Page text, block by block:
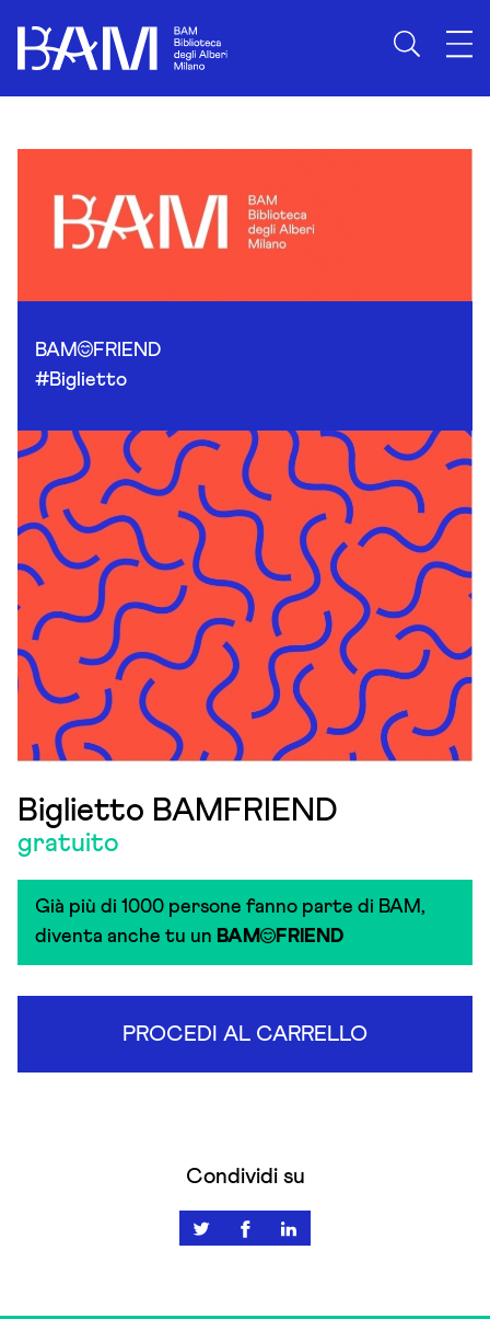
BAM
FRIEND
#Biglietto
Biglietto BAMFRIEND
gratuito
Già più di 1000 persone fanno parte di BAM,
diventa anche tu un BAM FRIEND
PROCEDI AL CARRELLO
Condividi su